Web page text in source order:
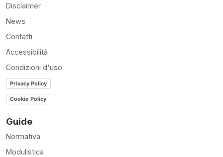
Disclaimer
News
Contatti
Accessibilità
Condizioni d'uso
Privacy Policy
Cookie Policy
Guide
Normativa
Modulistica